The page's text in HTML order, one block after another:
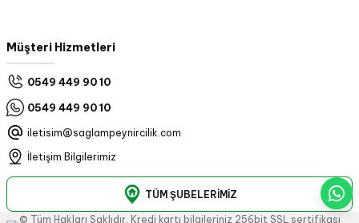
Müşteri Hizmetleri
0549 449 90 10
0549 449 90 10
iletisim@saglampeynircilik.com
İletişim Bilgilerimiz
TÜM ŞUBELERİMİZ
© Tüm Hakları Saklıdır. Kredi kartı bilgileriniz 256bit SSL sertifikası